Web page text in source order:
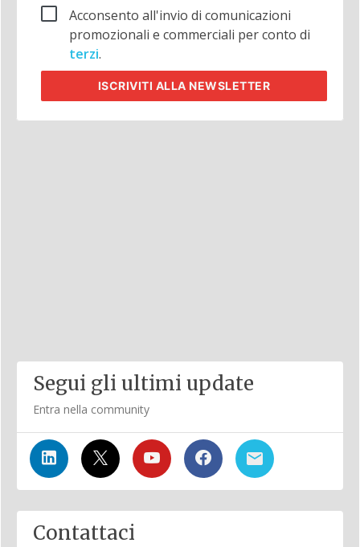
Acconsento all'invio di comunicazioni
promozionali e commerciali per conto di
terzi.
ISCRIVITI ALLA NEWSLETTER
Segui gli ultimi update
Entra nella community
Contattaci